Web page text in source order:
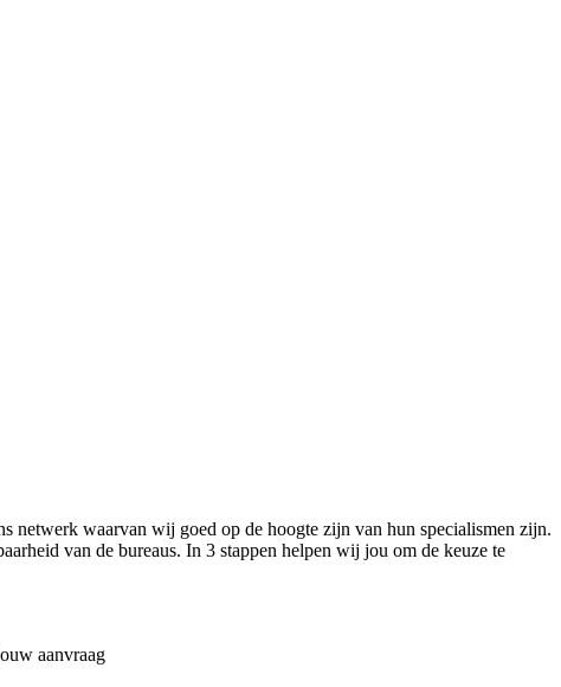
netwerk waarvan wij goed op de hoogte zijn van hun specialismen zijn.
van de bureaus. In 3 stappen helpen wij jou om de keuze te
aanvraag